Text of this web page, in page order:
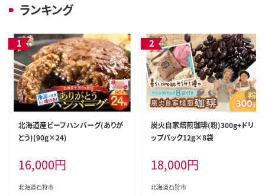
ランキング
北海道産ビーフハンバーグ(ありが
とう)(90g×24)
16,000円
北海道石狩市
炭火自家焙煎珈琲(粉)300g+ドリ
ップパック12g×8袋
18,000円
北海道石狩市